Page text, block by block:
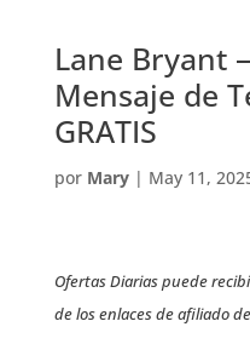
Lane Bryant
Mensaje de
GRATIS
por Mary| May 11,
Ofertas Diarias puede
de los enlaces de afiliado